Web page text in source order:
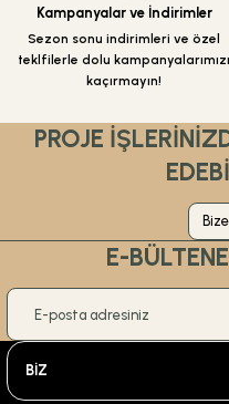
Kampanyalar ve İndirimler
Sezon sonu indirimleri ve özel
teklfilerle dolu kampanyalarımızı
kaçırmayın!
PROJE
E-
BİZ